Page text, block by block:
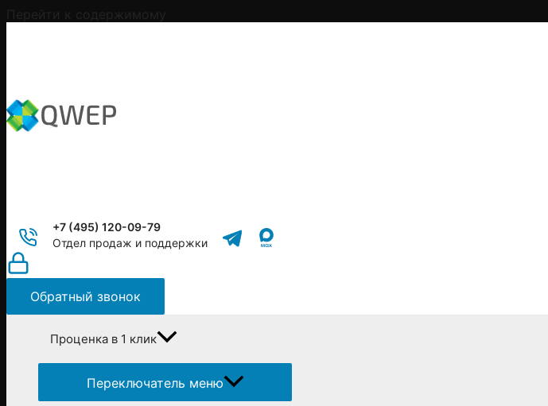
+7 (495) 120-09-79
Отдел продаж и поддержки
Обратный звонок
Проценка в 1 клик
Переключатель меню